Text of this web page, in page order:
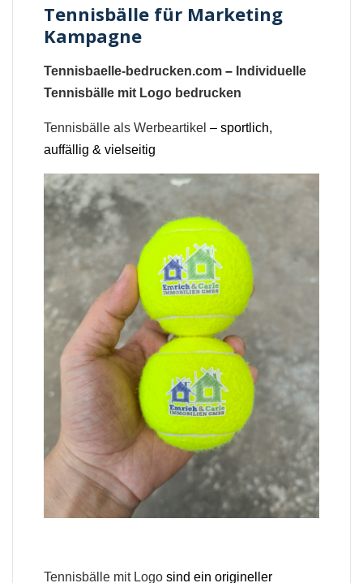
Tennisbälle für Marketing
Kampagne
Tennisbaelle-bedrucken.com – Individuelle
Tennisbälle mit Logo bedrucken
Tennisbälle als Werbeartikel – sportlich,
auffällig & vielseitig
Tennisbälle mit Logo sind ein origineller